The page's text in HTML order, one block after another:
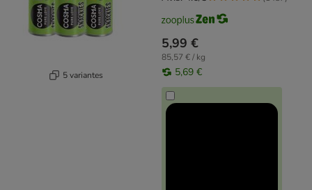
5 variantes
5,99 €
85,57 € / kg
5,69 €